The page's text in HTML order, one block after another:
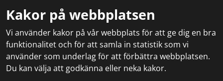
Kakor på webbplatsen
Vi använder kakor på vår webbplats för att ge dig en bra
funktionalitet och för att samla in statistik som vi
använder som underlag för att förbättra webbplatsen.
Du kan välja att godkänna eller neka kakor.